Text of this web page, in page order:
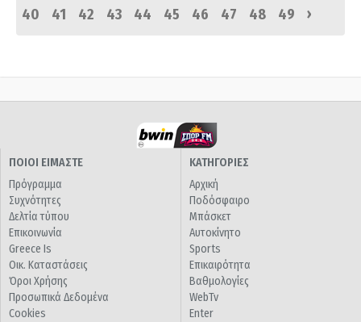
40
41 42 43 44 45 46 47 48 49 ›
ΠΟΙΟΙ ΕΙΜΑΣΤΕ
Πρόγραμμα
Συχνότητες
Δελτία τύπου
Επικοινωνία
Greece Is
Οικ. Καταστάσεις
Όροι Χρήσης
Προσωπικά Δεδομένα
Cookies
ΚΑΤΗΓΟΡΙΕΣ
Αρχική
Ποδόσφαιρο
Μπάσκετ
Αυτοκίνητο
Sports
Επικαιρότητα
Βαθμολογίες
WebTv
Enter